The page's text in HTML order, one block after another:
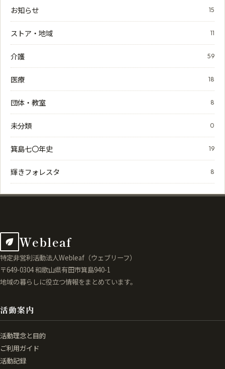
お知らせ 15
ストア・地域 11
介護 59
医療 18
団体・教室 8
未分類 0
箕島七〇年史 19
輝きフォレスタ 8
Webleaf
特定非営利活動法人Webleaf（ウェブリーフ）
〒649-0304 和歌山県有田市箕島940-1
地域の暮らしに役立つ情報をまとめています。
活動案内
活動理念と目的
ご利用ガイド
活動記録